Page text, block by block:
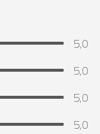
5,0
5,0
5,0
5,0